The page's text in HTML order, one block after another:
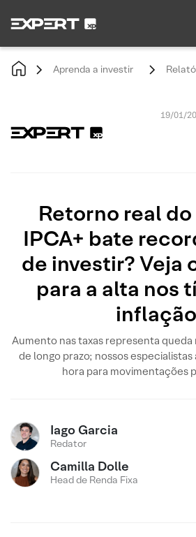
Aprenda a investir
19/01/
Retorno real do
IPCA+ bate
de investir? Veja
para a alta nos
inflação
Aumento nas taxas representa
de longo prazo; nossos
hora para movimentações
Iago Garcia
Redator
Camilla Dolle
Head de Renda Fixa